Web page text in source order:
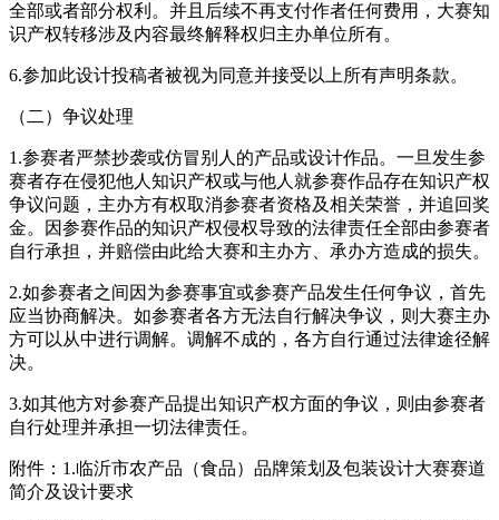
全部或者部分权利。并且后续不再支付作者任何费用，大赛知
识产权转移涉及内容最终解释权归主办单位所有。
6.参加此设计投稿者被视为同意并接受以上所有声明条款。
（二）争议处理
1.参赛者严禁抄袭或仿冒别人的产品或设计作品。一旦发生参
赛者存在侵犯他人知识产权或与他人就参赛作品存在知识产权
争议问题，主办方有权取消参赛者资格及相关荣誉，并追回奖
金。因参赛作品的知识产权侵权导致的法律责任全部由参赛者
自行承担，并赔偿由此给大赛和主办方、承办方造成的损失。
2.如参赛者之间因为参赛事宜或参赛产品发生任何争议，首先
应当协商解决。如参赛者各方无法自行解决争议，则大赛主办
方可以从中进行调解。调解不成的，各方自行通过法律途径解
决。
3.如其他方对参赛产品提出知识产权方面的争议，则由参赛者
自行处理并承担一切法律责任。
附件：1.临沂市农产品（食品）品牌策划及包装设计大赛赛道
简介及设计要求